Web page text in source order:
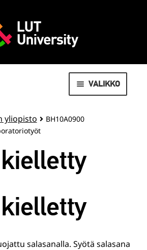
VALIKKO
yliopisto
BH10A0900
salasanalla. Syötä salasana